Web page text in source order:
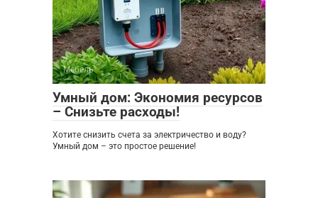
Мебель 0
Умный дом: Экономия ресурсов
– Снизьте расходы!
Хотите снизить счета за электричество и воду?
Умный дом – это простое решение!